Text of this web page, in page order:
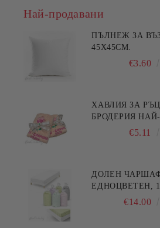
Най-продавани
ПЪЛНЕЖ ЗА
45X45СМ.
€3.60
ХАВЛИЯ ЗА
БРОДЕРИЯ
МАЙКА/БАБА ,
€5.11
ДОЛЕН
ЕДНОЦВЕТЕН,
РАЗЛИЧНИ€14.00